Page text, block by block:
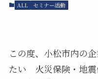
ALL セミナー活動
この度、小松市内の
たい 火災保険・地震